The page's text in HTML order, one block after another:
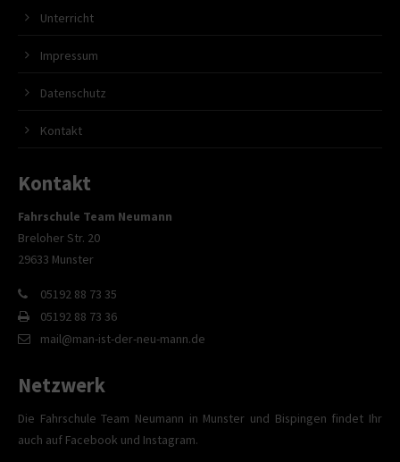
Unterricht
Impressum
Datenschutz
Kontakt
Kontakt
Fahrschule Team Neumann
Breloher Str. 20
29633 Munster
05192 88 73 35
05192 88 73 36
mail@man-ist-der-neu-mann.de
Netzwerk
Die Fahrschule Team Neumann in Munster und Bispingen findet Ihr
auch auf Facebook und Instagram.